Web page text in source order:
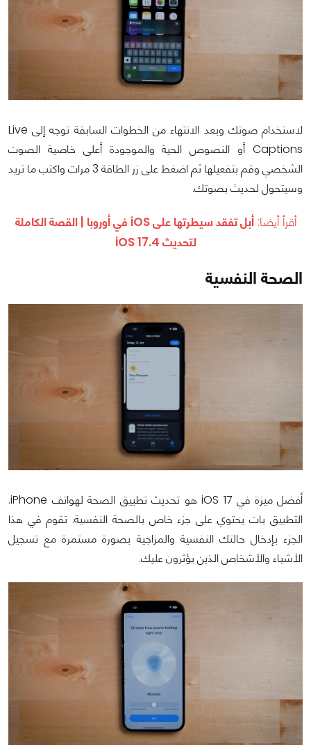
لاستخدام صوتك وبعد الانتهاء من الخطوات السابقة توجه إلى Live
Captions أو النصوص الحية والموجودة أعلى خاصية الصوت
الشخصي وقم بتفعيلها ثم اضغط على زر الطاقة 3 مرات واكتب ما تريد
وسيتحول لحديث بصوتك.
أقرأ أيضا:
أبل تفقد سيطرتها على iOS في أوروبا | القصة الكاملة
لتحديث iOS 17.4
الصحة النفسية
أفضل ميزة في iOS 17 هو تحديث تطبيق الصحة لهواتف iPhone.
التطبيق بات يحتوي على جزء خاص بالصحة النفسية. تقوم في هذا
الجزء بإدخال حالتك النفسية والمزاجية بصورة مستمرة مع تسجيل
الأشياء والأشخاص الذين يؤثرون عليك.